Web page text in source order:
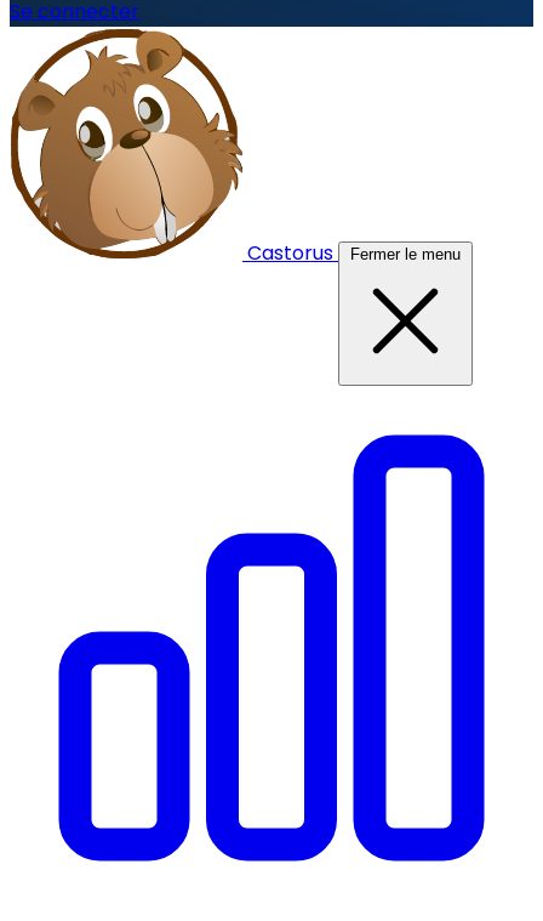
Se connecter
Castorus Fermer le menu